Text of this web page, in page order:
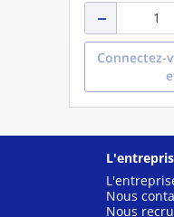
Nous
Nous